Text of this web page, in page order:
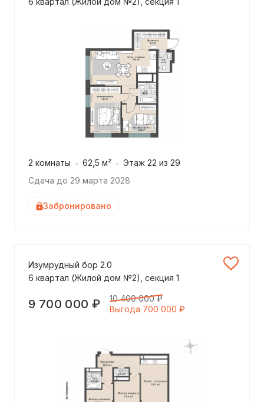
2 комнаты 62,5 м²
Этаж 22 из 29
Сдача до 29 марта 2028
Забронировано
Изумрудный бор 2.0
6 квартал (Жилой дом №2), секция 1
9 700 000 ₽
10 400 000 ₽
Выгода 700 000 ₽